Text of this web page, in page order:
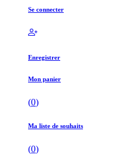
Se connecter
Enregistrer
Mon panier
(0)
Ma liste de souhaits
(0)